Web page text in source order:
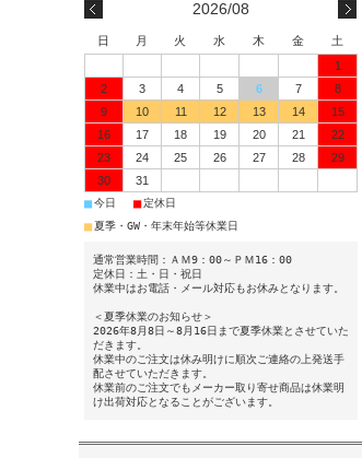
2026/08
日 月 火 水 木 金
土
1
2
3 4 5 6 7
8
9
10 11 12 13 14
15
16
17 18 19 20 21
22
23
24 25 26 27 28
29
30
31
■今日 ■定休日
■夏季・GW・年末年始等休業日
通常営業時間：ＡＭ9：00～ＰＭ16：00
定休日：土・日・祝日
休業中はお電話・メール対応もお休みとなります。
＜夏季休業のお知らせ＞
2026年8月8日～8月16日まで夏季休業とさせていた
だきます。
休業中のご注文は休み明けに順次ご連絡の上発送手
配させていただきます。
休業前のご注文でもメーカー取り寄せ商品は休業明
け出荷対応となることがございます。